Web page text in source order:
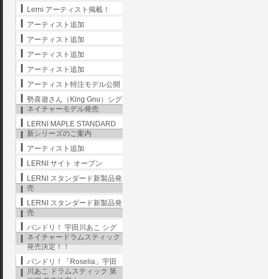
Lerni アーティスト掲載！
アーティスト追加
アーティスト追加
アーティスト追加
アーティスト追加
アーティスト特注モデル公開
勢喜遊さん（King Gnu）シグ
ネイチャーモデル発売
LERNI MAPLE STANDARD
新シリーズのご案内
アーティスト追加
LERNI サイト オープン
LERNI スタンダード新製品発
売
LERNI スタンダード新製品発
売
バンドリ！ 宇田川あこ シグ
ネイチャードラムスティック
発売決定！！
バンドリ！「Roselia」宇田
川あこ ドラムスティック 第